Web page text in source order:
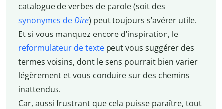
catalogue de verbes de parole (soit des
synonymes deDire) peut toujours s’avérer utile.
Et si vous manquez encore d’inspiration, le
reformulateur de textepeut vous suggérer des
termes voisins, dont le sens pourrait bien varier
légèrement et vous conduire sur des chemins
inattendus.
Car, aussi frustrant que cela puisse paraître, tout